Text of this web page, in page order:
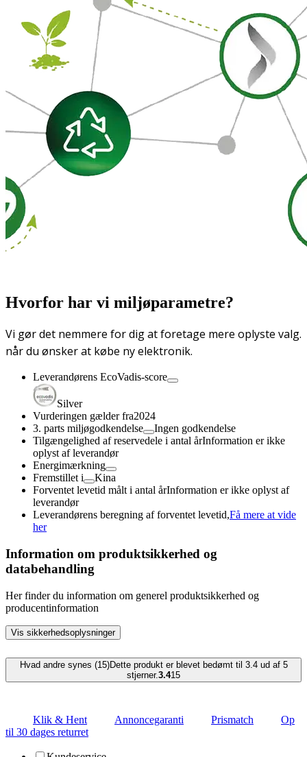
Hvorfor har vi miljøparametre?
Vi gør det nemmere for dig at foretage mere oplyste valg.
når du ønsker at købe ny elektronik.
Leverandørens EcoVadis-score
Silver
Vurderingen gælder fra2024
3. parts miljøgodkendelse
Ingen godkendelse
Tilgængelighed af reservedele i antal årInformation er ikke
oplyst af leverandør
Energimærkning
Fremstillet i
Kina
Forventet levetid målt i antal årInformation er ikke oplyst af
leverandør
Leverandørens beregning af forventet levetid,Få mere at vide
her
Information om produktsikkerhed og
databehandling
Her finder du information om generel produktsikkerhed og
producentinformation
Vis sikkerhedsoplysninger
Hvad andre synes (15)Dette produkt er blevet bedømt til 3.4 ud af 5
stjerner.3.415
Klik & Hent Annoncegaranti Prismatch
Op
til 30 dages returret